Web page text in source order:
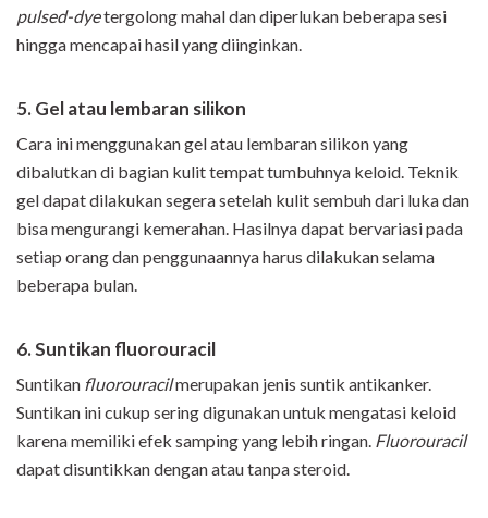
pulsed-dyetergolong mahal dan diperlukan beberapa sesi
hingga mencapai hasil yang diinginkan.
5. Gel atau lembaran silikon
Cara ini menggunakan gel atau lembaran silikon yang
dibalutkan di bagian kulit tempat tumbuhnya keloid. Teknik
gel dapat dilakukan segera setelah kulit sembuh dari luka dan
bisa mengurangi kemerahan. Hasilnya dapat bervariasi pada
setiap orang dan penggunaannya harus dilakukan selama
beberapa bulan.
6. Suntikan fluorouracil
Suntikan fluorouracilmerupakan jenis suntik antikanker.
Suntikan ini cukup sering digunakan untuk mengatasi keloid
karena memiliki efek samping yang lebih ringan. Fluorouracil
dapat disuntikkan dengan atau tanpa steroid.